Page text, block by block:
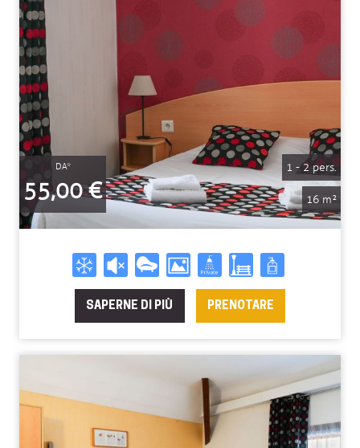
1 - 2 pers.
16 m²
DA*
55,00 €
SAPERNE DI PIÙ PRENOTARE